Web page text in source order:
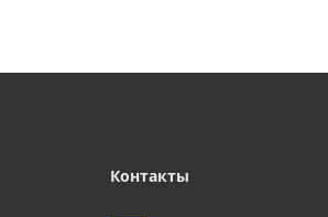
Контакты